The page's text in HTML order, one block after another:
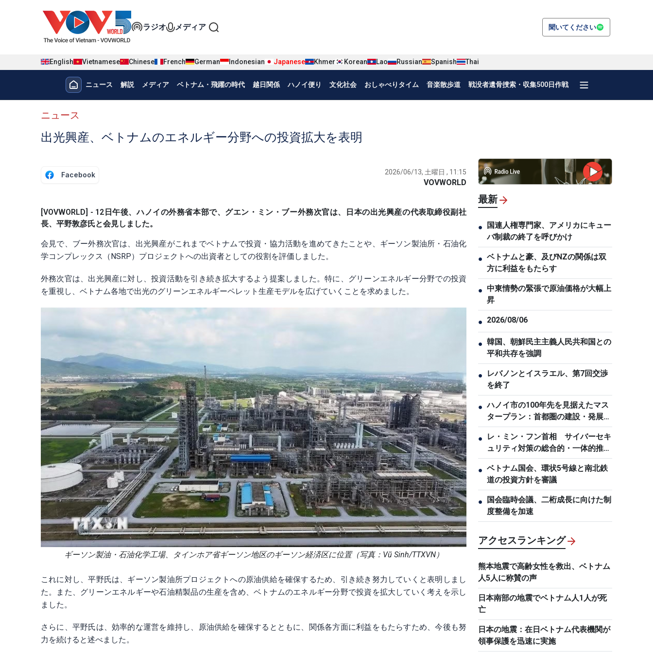
Đa phương tiện tiếng Nhật
ラジオ メディア 聞いてください
English Vietnamese Chinese French German Indonesian Japanese Khmer Korean Lao Russian Spanish Thai
Menu trang chủ tiếng nhật
ニュース 解説 メディア ベトナム・飛躍の時代 越日関係 ハノイ便り 文化社会 おしゃべりタイム 音楽散歩道 戦没者遺骨捜索・収集500日作戦
menu phụ tiếng Nhật
ニュース
出光興産、ベトナムのエネルギー分野への投資拡大を表明
Facebook 2026/06/13, 土曜日 , 11:15
VOVWORLD
[VOVWORLD] - 12日午後、ハノイの外務省本部で、グエン・ミン・ブー外務次官は、日本の出光興産の代表取締役副社
長、平野敦彦氏と会見しました。
会見で、ブー外務次官は、出光興産がこれまでベトナムで投資・協力活動を進めてきたことや、ギーソン製油所・石油化
学コンプレックス（NSRP）プロジェクトへの出資者としての役割を評価しました。
外務次官は、出光興産に対し、投資活動を引き続き拡大するよう提案しました。特に、グリーンエネルギー分野での投資
を重視し、ベトナム各地で出光のグリーンエネルギーペレット生産モデルを広げていくことを求めました。
ギーソン製油・石油化学工場、タインホア省ギーソン地区のギーソン経済区に位置（写真：Vũ Sinh/TTXVN）
これに対し、平野氏は、ギーソン製油所プロジェクトへの原油供給を確保するため、引き続き努力していくと表明しまし
た。また、グリーンエネルギーや石油精製品の生産を含め、ベトナムのエネルギー分野で投資を拡大していく考えを示し
ました。
さらに、平野氏は、効率的な運営を維持し、原油供給を確保するとともに、関係各方面に利益をもたらすため、今後も努
力を続けると述べました。
最新
●
国連人権専門家、アメリカにキュー
バ制裁の終了を呼びかけ
● ベトナムと豪、及びNZの関係は双
方に利益をもたらす
● 中東情勢の緊張で原油価格が大幅上
昇
● 2026/08/06
● 韓国、朝鮮民主主義人民共和国との
平和共存を強調
●
レバノンとイスラエル、第7回交渉
を終了
● ハノイ市の100年先を見据えたマス
タープラン：首都圏の建設・発展へ
の志
●
レ・ミン・フン首相 サイバーセキ
ュリティ対策の総合的・一体的推進
を指示
● ベトナム国会、環状5号線と南北鉄
道の投資方針を審議
●
国会臨時会議、二桁成長に向けた制
度整備を加速
アクセスランキング
熊本地震で高齢女性を救出、ベトナム
人5人に称賛の声
日本南部の地震でベトナム人1人が死
亡
日本の地震：在日ベトナム代表機関が
領事保護を迅速に実施